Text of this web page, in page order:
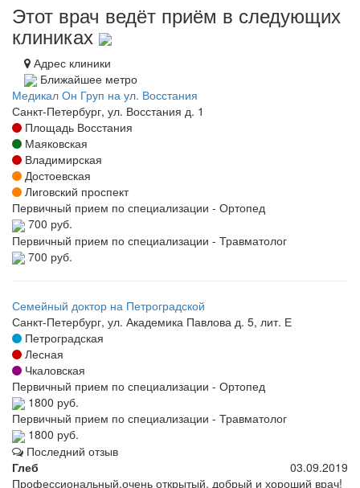
Этот врач ведёт приём в следующих
клиниках
Адрес клиники
Ближайшее метро
Медикал Он Груп на ул. Восстания
Санкт-Петербург, ул. Восстания д. 1
Площадь Восстания
Маяковская
Владимирская
Достоевская
Лиговский проспект
Первичный прием по специализации - Ортопед
700 руб.
Первичный прием по специализации - Травматолог
700 руб.
Семейный доктор на Петроградской
Санкт-Петербург, ул. Академика Павлова д. 5, лит. Е
Петроградская
Лесная
Чкаловская
Первичный прием по специализации - Ортопед
1800 руб.
Первичный прием по специализации - Травматолог
1800 руб.
Последний отзыв
Глеб
03.09.2019
Профессиональный,очень открытый, добрый и хороший врач!